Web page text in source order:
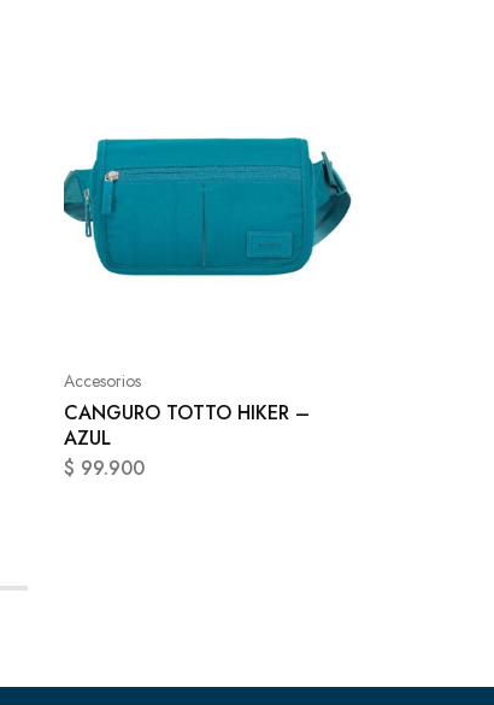
Accesorios
CANGURO TOTTO HIKER –
AZUL
$ 99.900